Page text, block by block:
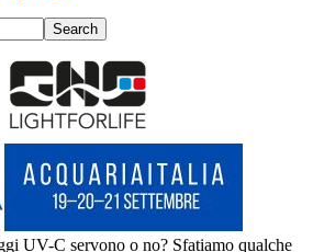
UV-C servono o no? Sfatiamo qualche